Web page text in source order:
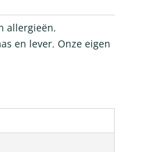
allergieën,
en lever, Onze eigen